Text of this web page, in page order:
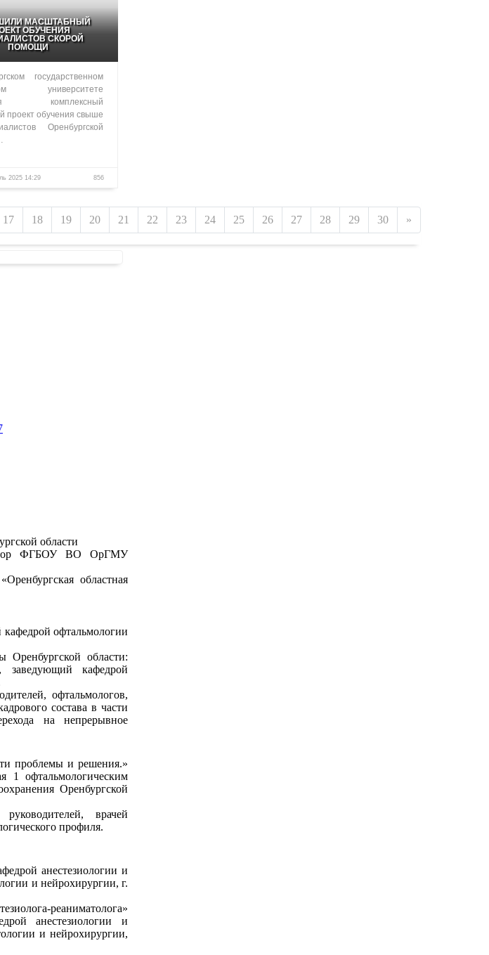
МАСШТАБНЫЙ
ОБУЧЕНИЯ
СКОРОЙ
ПОМОЩИ
государственном
университете
комплексный
проект обучения свыше
Оренбургской
2025 14:29 856
17 18 19 20 21 22 23 24 25 26 27 28 29 30 »
области
ФГБОУ ВО ОрГМУ
областная
офтальмологии
Оренбургской области:
заведующий кафедрой
офтальмологов,
состава в части
на непрерывное
проблемы и решения.»
1 офтальмологическим
Оренбургской
врачей
профиля.
анестезиологии и
и нейрохирургии, г.
реаниматолога»
анестезиологии и
и нейрохирургии,